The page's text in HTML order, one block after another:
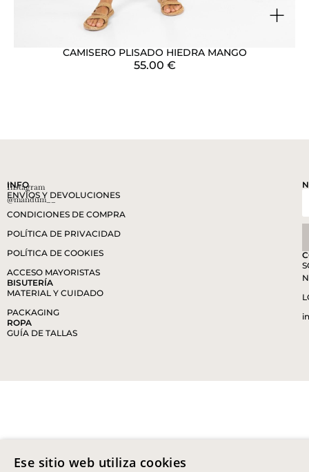
+
CAMISERO PLISADO HIEDRA MANGO
55.00 €
Instagram
@mandum__
INFO
ENVÍOS Y DEVOLUCIONES
CONDICIONES DE COMPRA
POLÍTICA DE PRIVACIDAD
POLÍTICA DE COOKIES
ACCESO MAYORISTAS
BISUTERÍA
MATERIAL Y CUIDADO
PACKAGING
ROPA
GUÍA DE TALLAS
Ese sitio web utiliza cookies